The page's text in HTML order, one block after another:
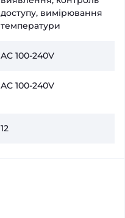
доступу, вимірювання
температури
AC 100-240V
AC 100-240V
12